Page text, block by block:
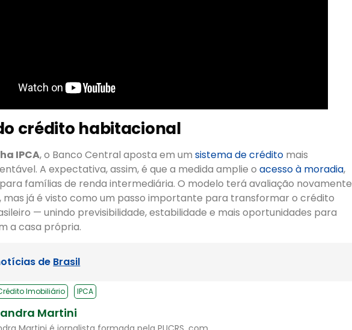
crédito habitacional
IPCA, o Banco Central aposta em umsistema de crédito mais
A expectativa, assim, é que a medida amplie oacesso à moradia,
famílias de renda intermediária. O modelo terá avaliação novamente
mas já é visto como um passo importante para transformar o crédito
— unindo previsibilidade, estabilidade e mais oportunidades para
a casa própria.
de Brasil
Imobiliário IPCA
Martini